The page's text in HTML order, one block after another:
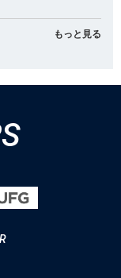
もっと見る